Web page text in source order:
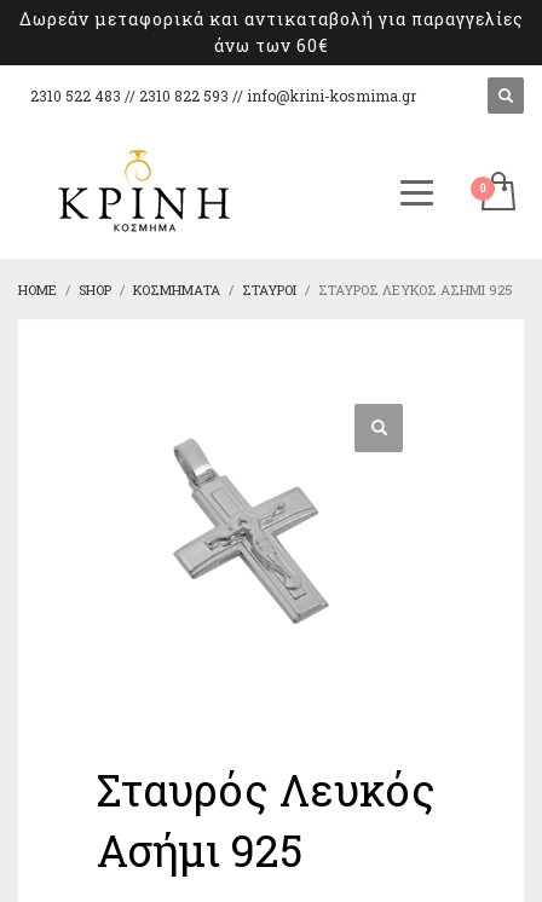
Δωρεάν μεταφορικά και αντικαταβολή για παραγγελίες
άνω των 60€
2310 522 483 // 2310 822 593 // info@krini-kosmima.gr
HOME SHOP ΚΟΣΜΉΜΑΤΑ ΣΤΑΥΡΟΊ ΣΤΑΥΡΌΣ ΛΕΥΚΌΣ ΑΣΉΜΙ 925
Σταυρός Λευκός
Ασήμι 925